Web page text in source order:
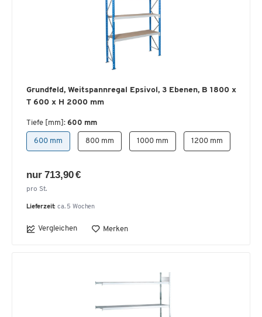
Grundfeld, Weitspannregal Epsivol, 3 Ebenen, B 1800 x
T 600 x H 2000 mm
Tiefe [mm]: 600 mm
600 mm 800 mm 1000 mm 1200 mm
nur 713,90 €
pro St.
Lieferzeit: ca. 5 Wochen
Vergleichen Merken